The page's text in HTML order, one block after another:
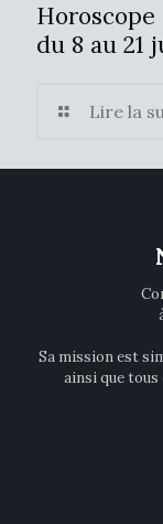
Horoscope
du 8 au 21
Lire la
Sa mission est
ainsi que tous